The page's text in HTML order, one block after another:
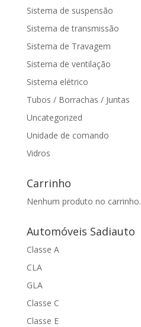
Sistema de suspensão
Sistema de transmissão
Sistema de Travagem
Sistema de ventilação
Sistema elétrico
Tubos / Borrachas / Juntas
Uncategorized
Unidade de comando
Vidros
Carrinho
Nenhum produto no carrinho.
Automóveis Sadiauto
Classe A
CLA
GLA
Classe C
Classe E